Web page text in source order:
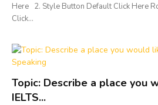
Here 2. Style Button Default Click Here
Click...
Topic: Describe a place you
IELTS...